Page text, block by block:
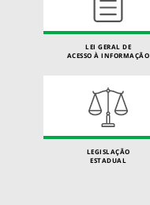
LEI GERAL DE
ACESSO À INFORMAÇÃO
LEGISLAÇÃO
ESTADUAL